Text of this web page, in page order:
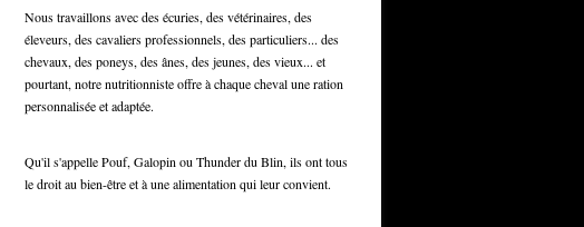
Nous travaillons avec des écuries, des vétérinaires, des
éleveurs, des cavaliers professionnels, des particuliers... des
chevaux, des poneys, des ânes, des jeunes, des vieux... et
pourtant, notre nutritionniste offre à chaque cheval une ration
personnalisée et adaptée.
Qu'il s'appelle Pouf, Galopin ou Thunder du Blin, ils ont tous
le droit au bien-être et à une alimentation qui leur convient.